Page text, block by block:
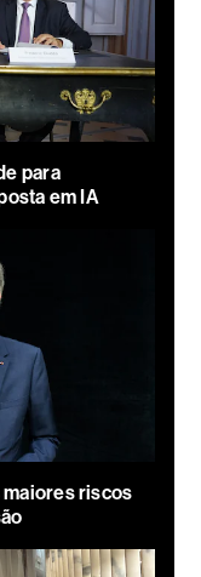
para
em IA
maiores riscos